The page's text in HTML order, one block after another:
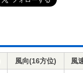
風向(16方位) 風